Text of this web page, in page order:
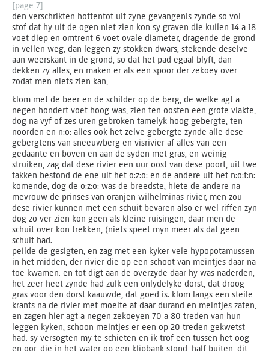
[page 7]
den verschrikten hottentot uit zyne gevangenis zynde so vol
stof dat hy uit de ogen niet zien kon sy graven die kuilen 14 a 18
voet diep en omtrent 6 voet ovale diameter, dragende de grond
in vellen weg, dan leggen zy stokken dwars, stekende deselve
aan weerskant in de grond, so dat het pad egaal blyft, dan
dekken zy alles, en maken er als een spoor der zekoey over
zodat men niets zien kan,
klom met de beer en de schilder op de berg, de welke agt a
negen hondert voet hoog was, zien ten oosten een grote vlakte,
dog na vyf of zes uren gebroken tamelyk hoog gebergte, ten
noorden en n:o: alles ook het zelve gebergte zynde alle dese
gebergtens van sneeuwberg en visrivier af alles van een
gedaante en boven en aan de syden met gras, en weinig
struiken, zag dat dese rivier een uur oost van dese poort, uit twe
takken bestond de ene uit het o:z:o: en de andere uit het n:o:t:n:
komende, dog de o:z:o: was de breedste, hiete de andere na
mevrouw de prinses van oranjen wilhelminas rivier, men zou
dese rivier kunnen met een schuit bevaren also er wel riffen zyn
dog zo ver zien kon geen als kleine ruisingen, daar men de
schuit over kon trekken, (niets speet myn meer als dat geen
schuit had.
peilde de gesigten, en zag met een kyker vele hypopotamussen
in het midden, der rivier die op een schoot van meintjes daar na
toe kwamen. en tot digt aan de overzyde daar hy was naderden,
het zeer heet zynde had zulk een onlydelyke dorst, dat droog
gras voor den dorst kaauwde, dat goed is. klom langs een steile
krants na de rivier met moeite af daar durand en meintjes zaten,
en zagen hier agt a negen zekoeyen 70 a 80 treden van hun
leggen kyken, schoon meintjes er een op 20 treden gekwetst
had. sy versogten my te schieten en ik trof een tussen het oog
en oor, die in het water op een klipbank stond, half buiten, dit